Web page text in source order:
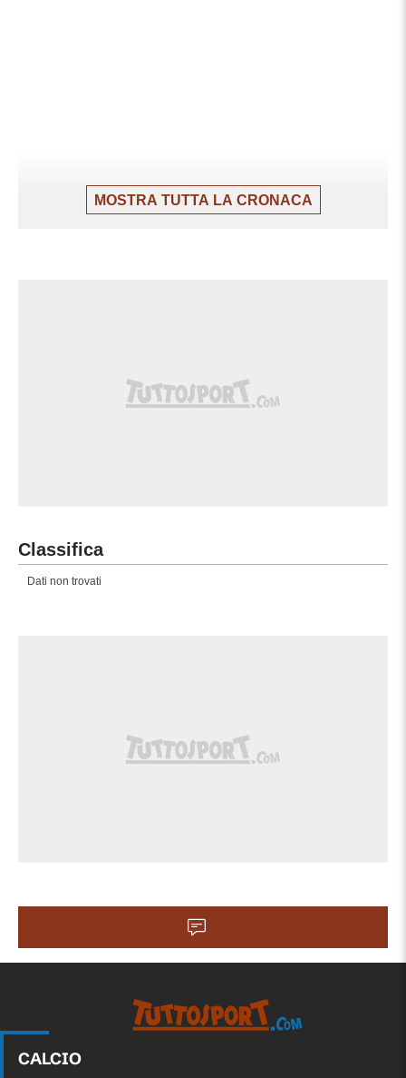
MOSTRA TUTTA LA CRONACA
Classifica
Dati non trovati
CALCIO